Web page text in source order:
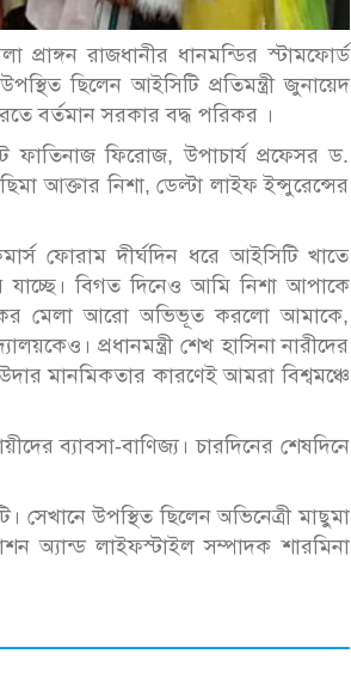
প্রাঙ্গন রাজধানীর ধানমন্ডির স্টামফোর্ড
ছিলেন আইসিটি প্রতিমন্ত্রী জুনায়েদ
বর্তমান সরকার বদ্ধ পরিকর ।
ফাতিনাজ ফিরোজ, উপাচার্য প্রফেসর ড.
আক্তার নিশা, ডেল্টা লাইফ ইন্সুরেন্সের
ফোরাম দীর্ঘদিন ধরে আইসিটি খাতে
যাচ্ছে। বিগত দিনেও আমি নিশা আপাকে
মেলা আরো অভিভূত করলো আমাকে,
প্রধানমন্ত্রী শেখ হাসিনা নারীদের
মানমিকতার কারণেই আমরা বিশ্বমঞ্চে
ব্যাবসা-বাণিজ্য। চারদিনের শেষদিনে
সেখানে উপস্থিত ছিলেন অভিনেত্রী মাছুমা
অ্যান্ড লাইফস্টাইল সম্পাদক শারমিনা